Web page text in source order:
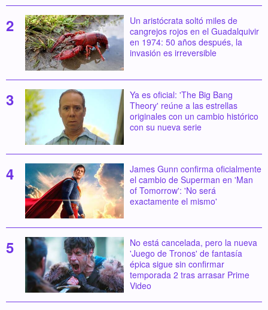
Un aristócrata soltó miles de
cangrejos rojos en el Guadalquivir
en 1974: 50 años después, la
invasión es irreversible
Ya es oficial: 'The Big Bang
Theory' reúne a las estrellas
originales con un cambio histórico
con su nueva serie
James Gunn confirma oficialmente
el cambio de Superman en 'Man
of Tomorrow': 'No será
exactamente el mismo'
No está cancelada, pero la nueva
'Juego de Tronos' de fantasía
épica sigue sin confirmar
temporada 2 tras arrasar Prime
Video